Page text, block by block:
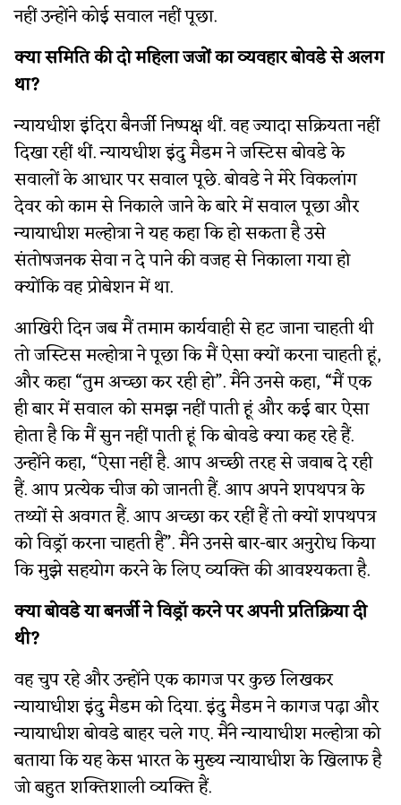
नहीं उन्होंने कोई सवाल नहीं पूछा.
क्या समिति की दो महिला जजों का व्यवहार बोवडे से अलग
था?
न्यायधीश इंदिरा बैनर्जी निष्पक्ष थीं. वह ज्यादा सक्रियता नहीं
दिखा रहीं थीं. न्यायधीश इंदु मैडम ने जस्टिस बोवडे के
सवालों के आधार पर सवाल पूछे. बोवडे ने मेरे विकलांग
देवर को काम से निकाले जाने के बारे में सवाल पूछा और
न्यायाधीश मल्होत्रा ने यह कहा कि हो सकता है उसे
संतोषजनक सेवा न दे पाने की वजह से निकाला गया हो
क्योंकि वह प्रोबेशन में था.
आखिरी दिन जब मैं तमाम कार्यवाही से हट जाना चाहती थी
तो जस्टिस मल्होत्रा ने पूछा कि मैं ऐसा क्यों करना चाहती हूं,
और कहा “तुम अच्छा कर रही हो”. मैंने उनसे कहा, “मैं एक
ही बार में सवाल को समझ नहीं पाती हूं और कई बार ऐसा
होता है कि मैं सुन नहीं पाती हूं कि बोवडे क्या कह रहे हैं.
उन्होंने कहा, “ऐसा नहीं है. आप अच्छी तरह से जवाब दे रही
हैं. आप प्रत्येक चीज को जानती हैं. आप अपने शपथपत्र के
तथ्यों से अवगत हैं. आप अच्छा कर रहीं हैं तो क्यों शपथपत्र
को विड्रॉ करना चाहती हैं”. मैंने उनसे बार-बार अनुरोध किया
कि मुझे सहयोग करने के लिए व्यक्ति की आवश्यकता है.
क्या बोवडे या बनर्जी ने विड्रॉ करने पर अपनी प्रतिक्रिया दी
थी?
वह चुप रहे और उन्होंने एक कागज पर कुछ लिखकर
न्यायाधीश इंदु मैडम को दिया. इंदु मैडम ने कागज पढ़ा और
न्यायाधीश बोवडे बाहर चले गए. मैंने न्यायाधीश मल्होत्रा को
बताया कि यह केस भारत के मुख्य न्यायाधीश के खिलाफ है
जो बहुत शक्तिशाली व्यक्ति हैं.